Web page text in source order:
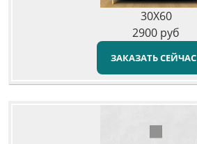
30X60
2900 руб
ЗАКАЗАТЬ СЕЙЧАС